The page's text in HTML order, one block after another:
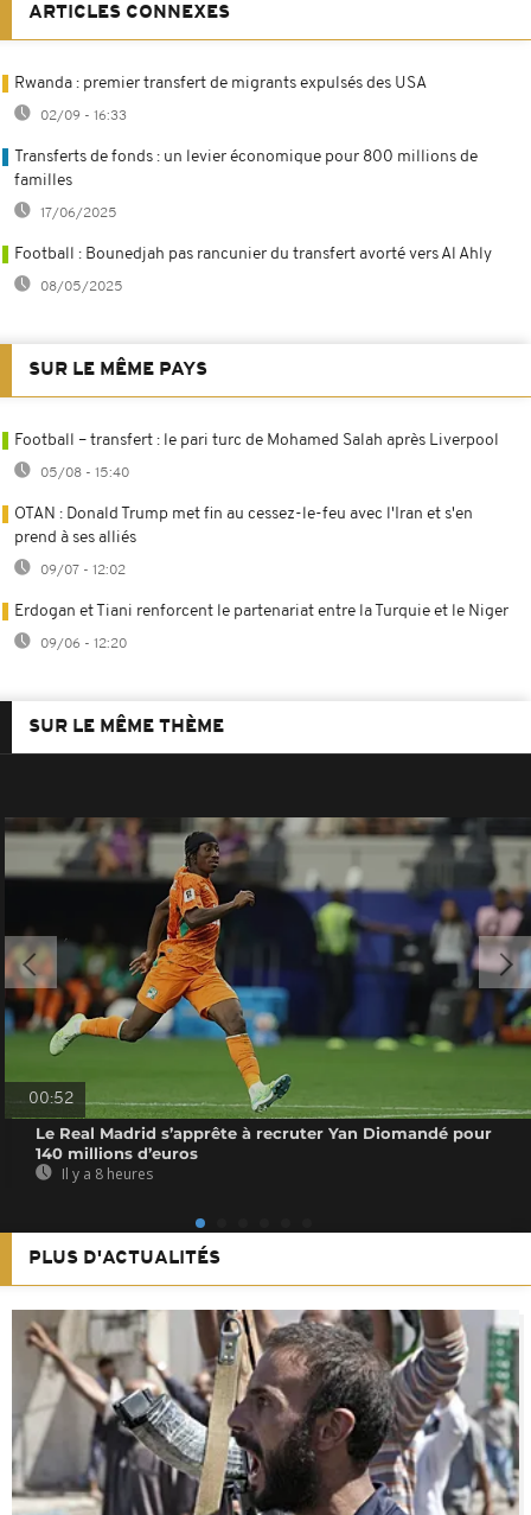
ARTICLES CONNEXES
Rwanda : premier transfert de migrants expulsés des USA
02/09 - 16:33
Transferts de fonds : un levier économique pour 800 millions de
familles
17/06/2025
Football : Bounedjah pas rancunier du transfert avorté vers Al Ahly
08/05/2025
SUR LE MÊME PAYS
Football – transfert : le pari turc de Mohamed Salah après Liverpool
05/08 - 15:40
OTAN : Donald Trump met fin au cessez-le-feu avec l'Iran et s'en
prend à ses alliés
09/07 - 12:02
Erdogan et Tiani renforcent le partenariat entre la Turquie et le Niger
09/06 - 12:20
SUR LE MÊME THÈME
00:52
Le Real Madrid s’apprête à recruter Yan Diomandé pour
140 millions d’euros
Il y a 8 heures
PLUS D'ACTUALITÉS